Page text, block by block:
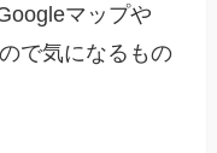
マップや
で気になるもの